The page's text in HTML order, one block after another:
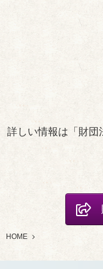
詳しい情報は「財団
HOME